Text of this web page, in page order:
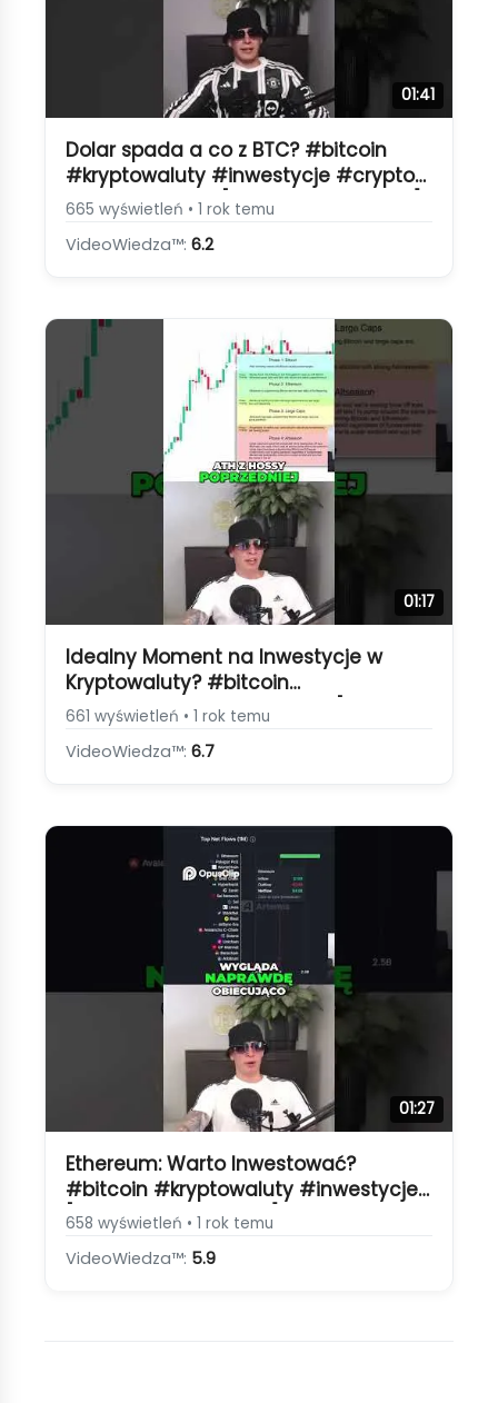
01:41
Dolar spada a co z BTC? #bitcoin
#kryptowaluty #inwestycje #crypto
#btc #binance [Korelacja BTC i DXY]
665 wyświetleń • 1 rok temu
VideoWiedza™: 6.2
01:17
Idealny Moment na Inwestycje w
Kryptowaluty? #bitcoin
#kryptowaluty #inwestycje [Altcoiny
po ATH Bitcoina]
661 wyświetleń • 1 rok temu
VideoWiedza™: 6.7
01:27
Ethereum: Warto Inwestować?
#bitcoin #kryptowaluty #inwestycje
[Ethereum, DeFi i RWA]
658 wyświetleń • 1 rok temu
VideoWiedza™: 5.9